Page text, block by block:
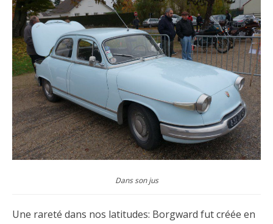
Dans son jus
Une rareté dans nos latitudes: Borgward fut créée en